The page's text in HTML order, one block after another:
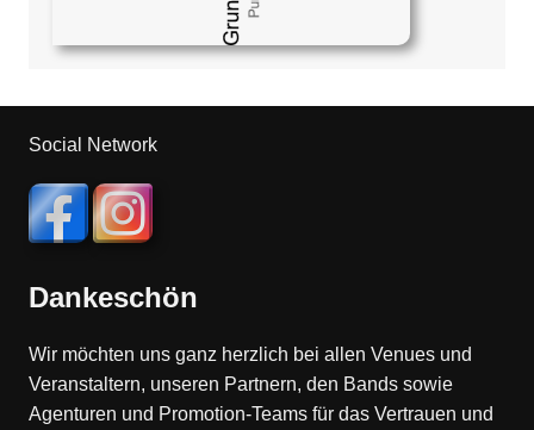
Social Network
Dankeschön
Wir möchten uns ganz herzlich bei allen Venues und
Veranstaltern, unseren Partnern, den Bands sowie
Agenturen und Promotion-Teams für das Vertrauen und